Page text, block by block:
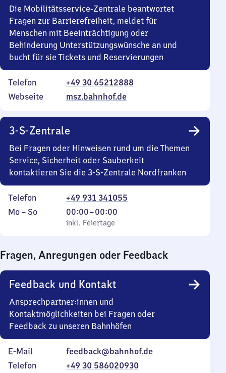
Die Mobilitätsservice-Zentrale beantwortet
Fragen zur Barrierefreiheit, meldet für
Menschen mit Beeinträchtigung oder
Behinderung Unterstützungswünsche an und
bucht für sie Tickets und Reservierungen
Telefon
+49 30 65212888
Webseite
msz.bahnhof.de
3-S-Zentrale
Bei Fragen oder Hinweisen rund um die Themen
Service, Sicherheit oder Sauberkeit
kontaktieren Sie die 3-S-Zentrale Nordfranken
Telefon
+49 931 341055
Montag
Mo – So,
inkl. Feiertage
00:00–00:00
Von
0
0
Uhr
inkl. Feiertage
Fragen, Anregungen oder Feedback
Feedback und Kontakt
Ansprechpartner:innen und
Kontaktmöglichkeiten bei Fragen oder
Feedback zu unseren Bahnhöfen
E-Mail
feedback@bahnhof.de
Telefon
+49 30 586020930